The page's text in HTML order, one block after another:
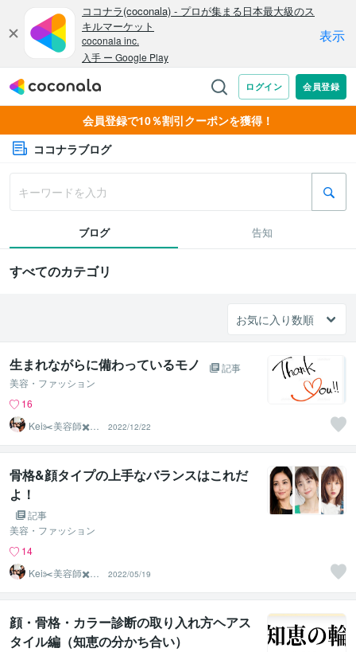
会員登録で10％割引クーポンを獲得！
ココナラブログ
ブログ 告知
すべてのカテゴリ
生まれながらに備わっているモノ
記事
美容・ファッション
16
Kei✂️美容師✖️似
合わせの専門家
2022/12/22
骨格&顔タイプの上手なバランスはこれだ
よ！
記事
美容・ファッション
14
Kei✂️美容師✖️似
合わせの専門家
2022/05/19
顔・骨格・カラー診断の取り入れ方ヘアス
タイル編（知恵の分かち合い）